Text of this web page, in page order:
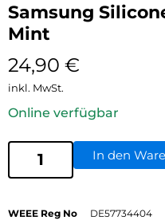
Samsung
Mint
24,90 €
inkl. MwSt.
Online verfügbar
In den
WEEE Reg No
DE57734404